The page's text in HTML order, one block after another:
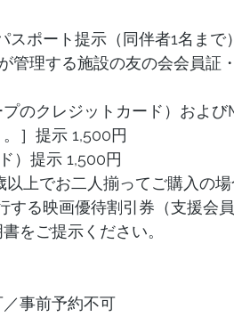
スポート提示（同伴者1名まで
管理する施設の友の会会員証
のクレジットカード）およ
］提示 1,500円
）提示 1,500円
上でお二人揃ってご購入の
する映画優待割引券（支援会
をご提示ください。
／事前予約不可